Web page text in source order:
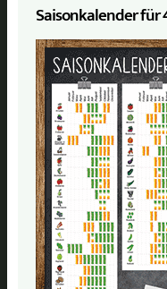
Saisonkalender für